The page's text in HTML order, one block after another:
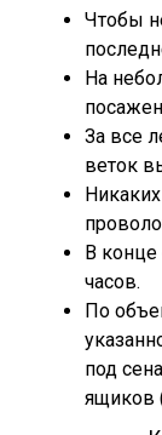
Чтобы
На
За все
веток
В конце
часов.
По
под
ящиков